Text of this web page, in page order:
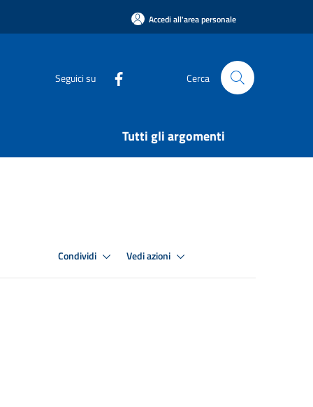
Accedi all'area personale
Seguici su Cerca
Tutti gli argomenti
Condividi Vedi azioni